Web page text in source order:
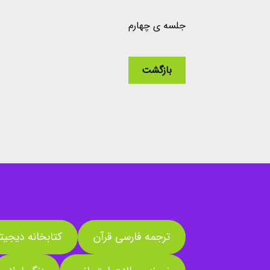
جلسه ی چهارم
بازگشت
ترجمه فارسی قرآن کتابخانه